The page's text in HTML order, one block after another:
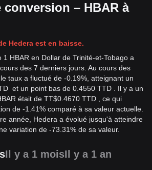
conversion – HBAR à
Hedera est en baisse.
1 HBAR en Dollar de Trinité-et-Tobago a
des 7 derniers jours. Au cours des
taux a fluctué de -0.19%, atteignant un
et un point bas de 0.4550 TTD . Il y a un
était de TT$0.4670 TTD , ce qui
de -1.41% comparé à sa valeur actuelle.
année, Hedera a évolué jusqu'à atteindre
variation de -73.31% de sa valeur.
Il y a 1 moisIl y a 1 an